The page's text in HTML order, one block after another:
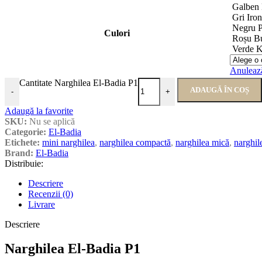
Culori
Galben
Gri Iron
Negru
Roșu
Verde
-
Cantitate Narghilea El-Badia P1
+ ADAUGĂ ÎN COȘ
Adaugă la favorite
SKU: Nu se aplică
Categorie: El-Badia
Etichete: mini narghilea, narghilea compactă, narghilea mică,
Brand: El-Badia
Distribuie:
Descriere
Recenzii (0)
Livrare
Descriere
Narghilea El-Badia P1